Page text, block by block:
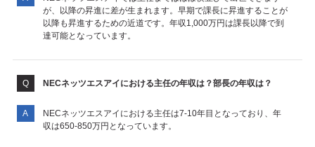
が、以降の昇進に差が生まれます。早期で課長に昇進することが
以降も昇進するための近道です。年収1,000万円は課長以降で到
達可能となっています。
NECネッツエスアイにおける主任の年収は？部長の年収は？
NECネッツエスアイにおける主任は7-10年目となっており、年
収は650-850万円となっています。